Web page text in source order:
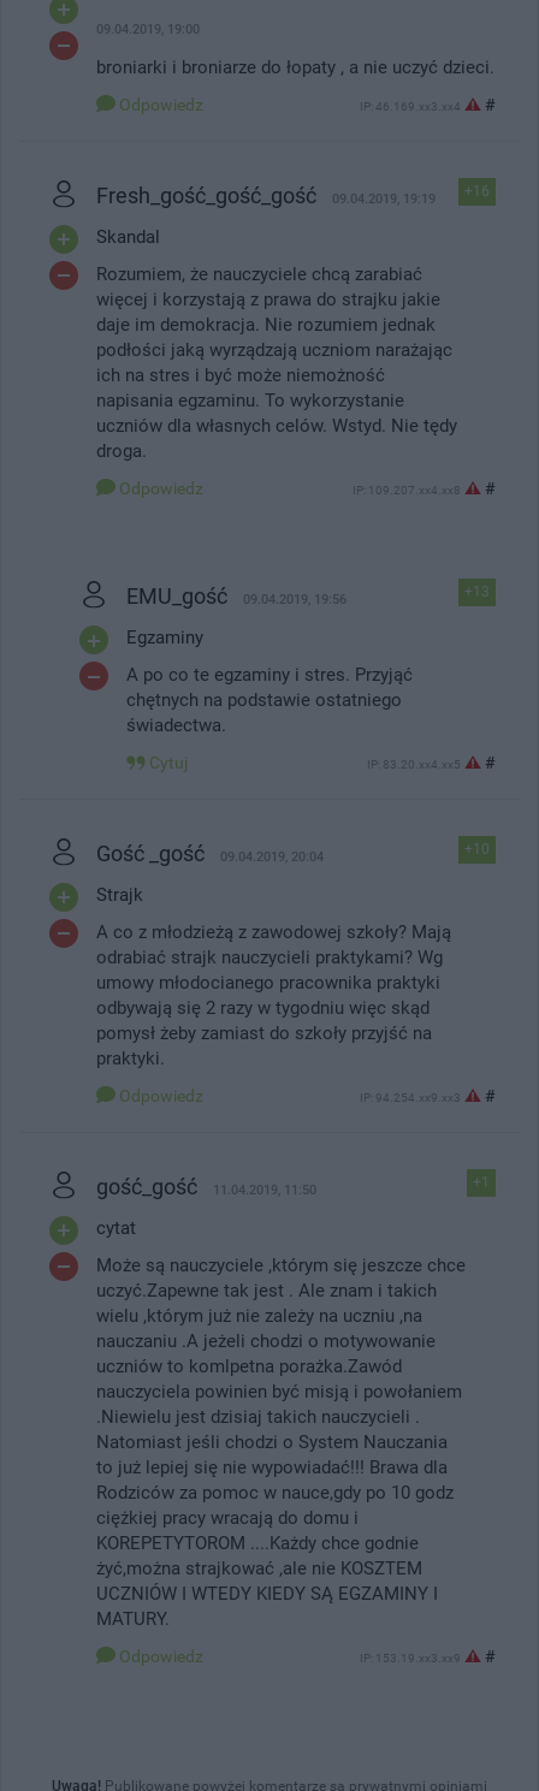
09.04.2019, 19:00
broniarki i broniarze do łopaty , a nie uczyć dzieci.
Odpowiedz IP: 46.169.xx3.xx4 #
+16
Fresh_gość_gość_gość 09.04.2019, 19:19
Skandal
Rozumiem, że nauczyciele chcą zarabiać
więcej i korzystają z prawa do strajku jakie
daje im demokracja. Nie rozumiem jednak
podłości jaką wyrządzają uczniom narażając
ich na stres i być może niemożność
napisania egzaminu. To wykorzystanie
uczniów dla własnych celów. Wstyd. Nie tędy
droga.
Odpowiedz IP: 109.207.xx4.xx8 #
+13
EMU_gość 09.04.2019, 19:56
Egzaminy
A po co te egzaminy i stres. Przyjąć
chętnych na podstawie ostatniego
świadectwa.
Cytuj IP: 83.20.xx4.xx5 #
+10
Gość _gość 09.04.2019, 20:04
Strajk
A co z młodzieżą z zawodowej szkoły? Mają
odrabiać strajk nauczycieli praktykami? Wg
umowy młodocianego pracownika praktyki
odbywają się 2 razy w tygodniu więc skąd
pomysł żeby zamiast do szkoły przyjść na
praktyki.
Odpowiedz IP: 94.254.xx9.xx3 #
+1
gość_gość 11.04.2019, 11:50
cytat
Może są nauczyciele ,którym się jeszcze chce
uczyć.Zapewne tak jest . Ale znam i takich
wielu ,którym już nie zależy na uczniu ,na
nauczaniu .A jeżeli chodzi o motywowanie
uczniów to komlpetna porażka.Zawód
nauczyciela powinien być misją i powołaniem
.Niewielu jest dzisiaj takich nauczycieli .
Natomiast jeśli chodzi o System Nauczania
to już lepiej się nie wypowiadać!!! Brawa dla
Rodziców za pomoc w nauce,gdy po 10 godz
ciężkiej pracy wracają do domu i
KOREPETYTOROM ....Każdy chce godnie
żyć,można strajkować ,ale nie KOSZTEM
UCZNIÓW I WTEDY KIEDY SĄ EGZAMINY I
MATURY.
Odpowiedz IP: 153.19.xx3.xx9 #
Uwaga! Publikowane powyżej komentarze są prywatnymi opiniami